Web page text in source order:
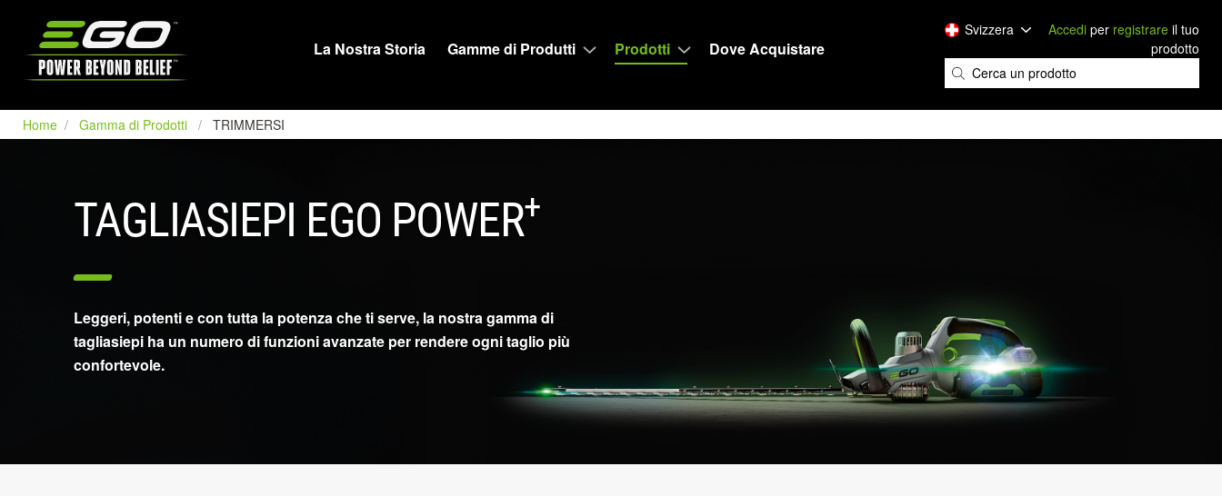
La Nostra Storia
Gamme di Produtti Prodotti Dove Acquistare
Svizzera Accedi per registrare il tuo
prodotto
Home Gamma di Prodotti TRIMMERSI
TAGLIASIEPI EGO POWER+
Leggeri, potenti e con tutta la potenza che ti serve, la nostra gamma di
tagliasiepi ha un numero di funzioni avanzate per rendere ogni taglio più
confortevole.